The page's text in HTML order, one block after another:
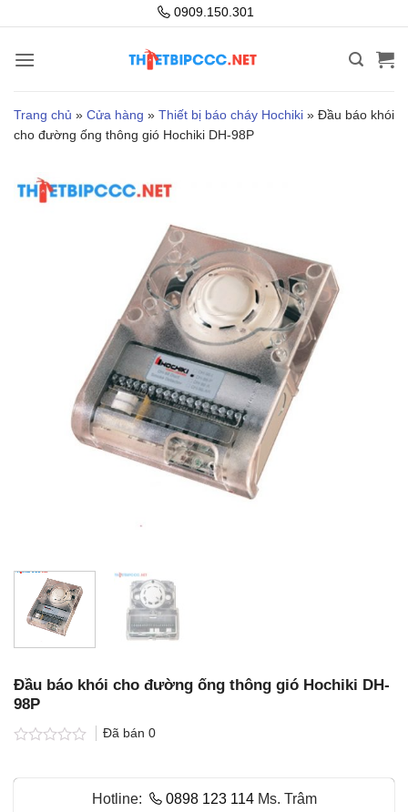
nội
0909.150.301
Trang chủ » Cửa hàng » Thiết bị báo cháy Hochiki » Đầu báo khói
cho đường ống thông gió Hochiki DH-98P
Đầu báo khói cho đường ống thông gió Hochiki DH-
98P
hạng
Đã bán 0
Hotline: 0898 123 114Ms. Trâm